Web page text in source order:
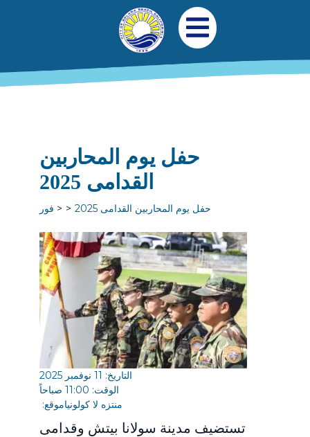
تجاوز إلى المحتوى الرئيسيالتنقل الرئيسي
افتح قائمة الجوال
حفل يوم المحاربين
القدامى 2025
فور حفل يوم المحاربين القدامى 2025
التاريخ: 11 نوفمبر 2025
الوقت: 11:00 صباحاً
موقع:منتزه لا كولونيا
تستضيف مدينة سولانا بيتش وقدامى